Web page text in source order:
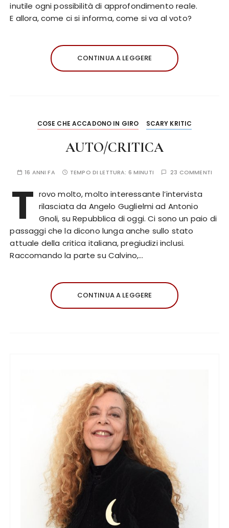
inutile ogni possibilità di approfondimento reale.
E allora, come ci si informa, come si va al voto?
CONTINUA A LEGGERE
COSE CHE ACCADONO IN GIRO SCARY KRITIC
AUTO/CRITICA
16 ANNI FA TEMPO DI LETTURA: 6 MINUTI 23 COMMENTI
T rovo molto, molto interessante l’intervista
rilasciata da Angelo Guglielmi ad Antonio
Gnoli, su Repubblica di oggi. Ci sono un paio di
passaggi che la dicono lunga anche sullo stato
attuale della critica italiana, pregiudizi inclusi.
Raccomando la parte su Calvino,…
CONTINUA A LEGGERE